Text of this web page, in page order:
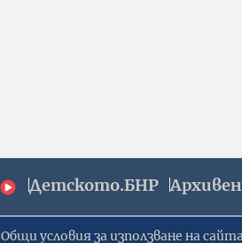
Детското.БНР
Общи условия за използване на